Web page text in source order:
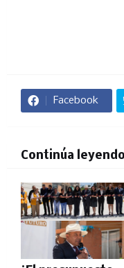
Facebook
Continúa